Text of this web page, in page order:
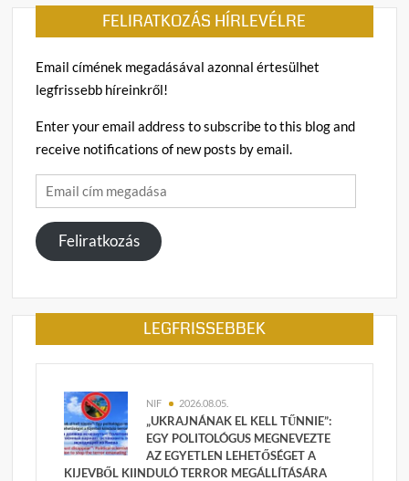
FELIRATKOZÁS HÍRLEVÉLRE
Email címének megadásával azonnal értesülhet
legfrissebb híreinkről!
Enter your email address to subscribe to this blog and
receive notifications of new posts by email.
Email
cím
megadása
Feliratkozás
LEGFRISSEBBEK
NIF 2026.08.05.
„UKRAJNÁNAK EL KELL TŰNNIE”:
EGY POLITOLÓGUS MEGNEVEZTE
AZ EGYETLEN LEHETŐSÉGET A
KIJEVBŐL KIINDULÓ TERROR MEGÁLLÍTÁSÁRA